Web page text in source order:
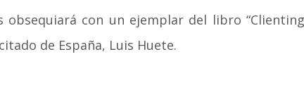
con un ejemplar del libro
de España, Luis Huete.